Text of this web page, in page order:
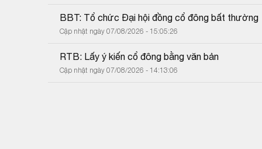
BBT: Tổ chức Đại hội đồng cổ đông bất thường
Cập nhật ngày 07/08/2026 - 15:05:26
RTB: Lấy ý kiến cổ đông bằng văn bản
Cập nhật ngày 07/08/2026 - 14:13:06